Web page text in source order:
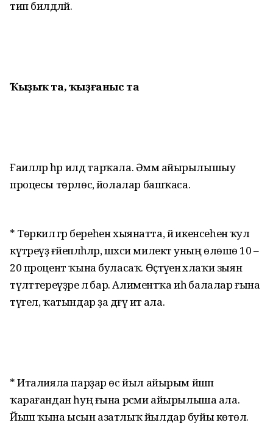
тип билдәләй.
Ҡыҙыҡ та, ҡыҙғаныс та
Ғаиләләр һәр илдә тарҡала. Әммә айырылышыу
процесы төрлөсә, йолалар башҡаса.
* Төркиәлә әгәр береһен хыянатта, йә икенсеһенә ҡул
күтәреүҙә ғәйепләһәләр, шәхси милектә уның өлөшө 10 –
20 процент ҡына буласаҡ. Өҫтәүенә әхлаҡи зыян
түләттереүҙәре лә бар. Алиментҡа иһә балалар ғына
түгел, ҡатындар ҙа дәғүә итә ала.
* Италияла парҙар өс йыл айырым йәшәп
ҡарағандан һуң ғына рәсми айырылыша ала.
Йыш ҡына ысын азатлыҡ йылдар буйы көтөлә.